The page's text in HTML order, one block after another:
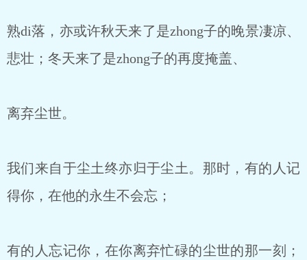
熟di落，亦或许秋天来了是zhong子的晚景凄凉、
悲壮；冬天来了是zhong子的再度掩盖、
离弃尘世。
我们来自于尘土终亦归于尘土。那时，有的人记
得你，在他的永生不会忘；
有的人忘记你，在你离弃忙碌的尘世的那一刻；